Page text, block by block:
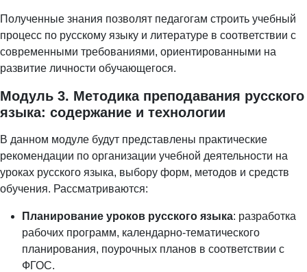
Полученные знания позволят педагогам строить учебный
процесс по русскому языку и литературе в соответствии с
современными требованиями, ориентированными на
развитие личности обучающегося.
Модуль 3. Методика преподавания русского
языка: содержание и технологии
В данном модуле будут представлены практические
рекомендации по организации учебной деятельности на
уроках русского языка, выбору форм, методов и средств
обучения. Рассматриваются:
Планирование уроков русского языка: разработка
рабочих программ, календарно-тематического
планирования, поурочных планов в соответствии с
ФГОС.